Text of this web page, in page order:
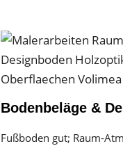
Bodenbeläge &
Fußboden gut; Raum-